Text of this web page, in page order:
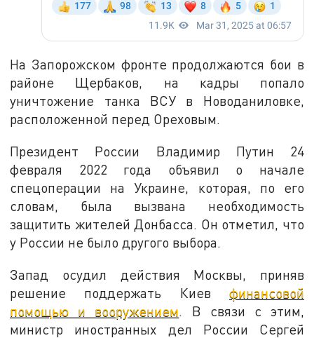
На Запорожском фронте продолжаются бои в
районе Щербаков, на кадры попало
уничтожение танка ВСУ в Новоданиловке,
расположенной перед Ореховым.
Президент России Владимир Путин 24
февраля 2022 года объявил о начале
спецоперации на Украине, которая, по его
словам, была вызвана необходимость
защитить жителей Донбасса. Он отметил, что
у России не было другого выбора.
Запад осудил действия Москвы, приняв
решение поддержать Киев финансовой
помощью и вооружением . В связи с этим,
министр иностранных дел России Сергей